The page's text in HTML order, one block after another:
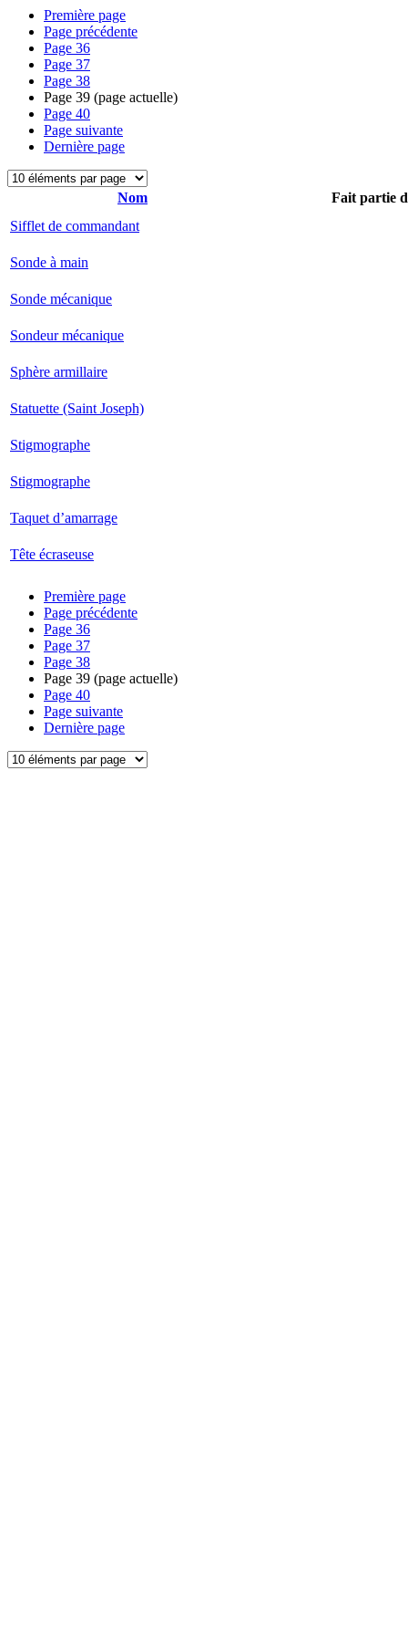
Première page
Page précédente
Page 36
Page 37
Page 38
Page 39 (page actuelle)
Page 40
Page suivante
Dernière page
Nom
Fait partie
Sifflet de commandant
Sonde à main
Sonde mécanique
Sondeur mécanique
Sphère armillaire
Statuette (Saint Joseph)
Stigmographe
Stigmographe
Taquet d’amarrage
Tête écraseuse
Première page
Page précédente
Page 36
Page 37
Page 38
Page 39 (page actuelle)
Page 40
Page suivante
Dernière page